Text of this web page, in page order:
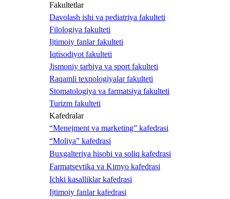
Fakultetlar
Davolash ishi va pediatriya fakulteti
Filologiya fakulteti
Ijtimoiy fanlar fakulteti
Iqtisodiyot fakulteti
Jismoniy tarbiya va sport fakulteti
Raqamli texnologiyalar fakulteti
Stomatologiya va farmatsiya fakulteti
Turizm fakulteti
Kafedralar
“Menejment va marketing” kafedrasi
“Moliya” kafedrasi
Buxgalteriya hisobi va soliq kafedrasi
Farmatsevtika va Kimyo kafedrasi
Ichki kasalliklar kafedrasi
Ijtimoiy fanlar kafedrasi